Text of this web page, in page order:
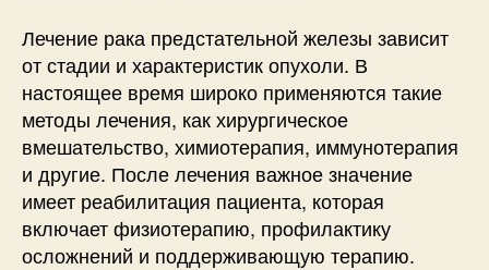
Лечение рака предстательной железы зависит
от стадии и характеристик опухоли. В
настоящее время широко применяются такие
методы лечения, как хирургическое
вмешательство, химиотерапия, иммунотерапия
и другие. После лечения важное значение
имеет реабилитация пациента, которая
включает физиотерапию, профилактику
осложнений и поддерживающую терапию.